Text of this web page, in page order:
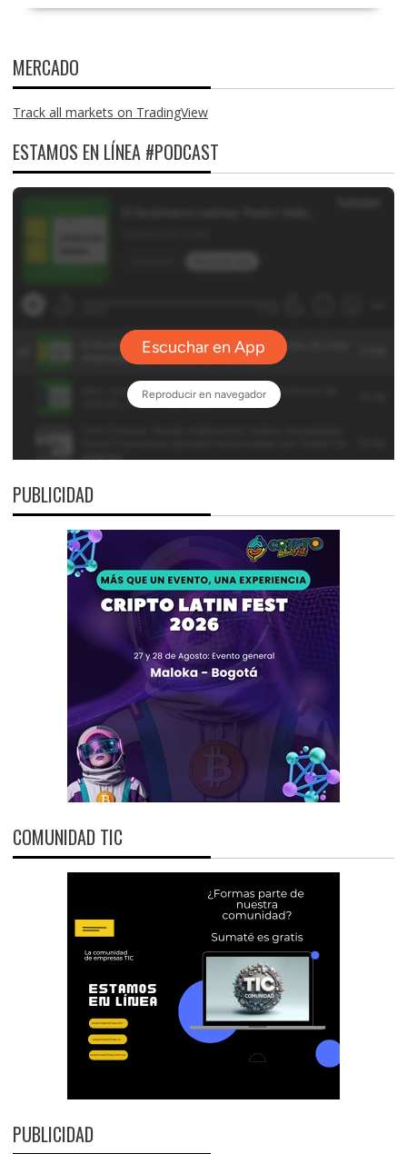
MERCADO
Track all markets on TradingView
ESTAMOS EN LÍNEA #PODCAST
PUBLICIDAD
COMUNIDAD TIC
PUBLICIDAD